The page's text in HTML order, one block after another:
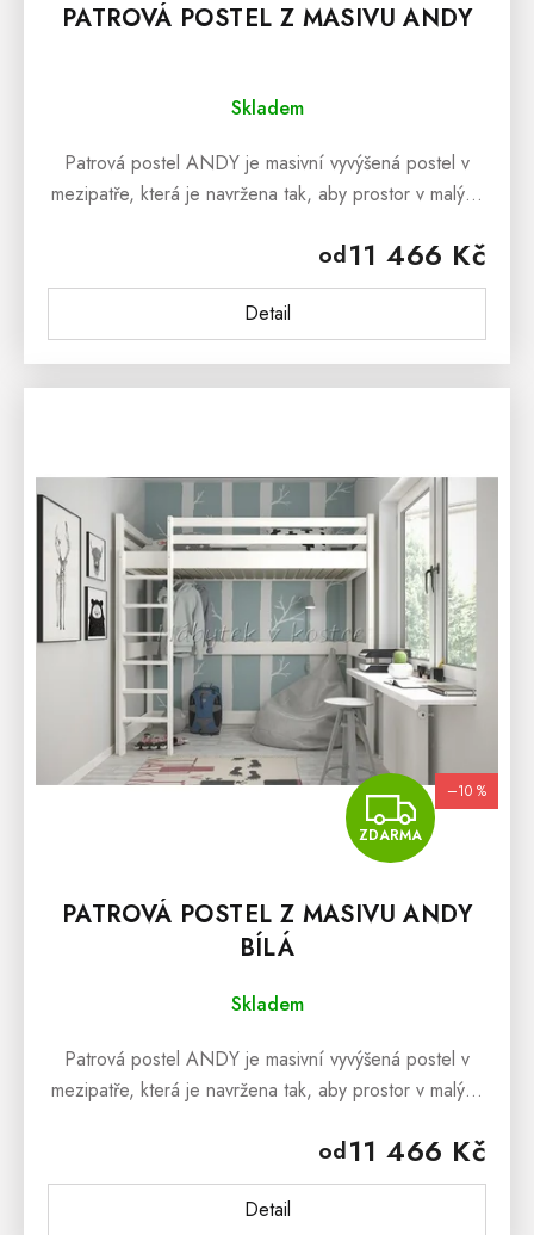
PATROVÁ POSTEL Z MASIVU ANDY
Skladem
od11 466 Kč
Detail
Patrová postel ANDY je masivní vyvýšená postel v
mezipatře, která je navržena tak, aby prostor v malých
postel ANDY je...
ZDARMA
–10 %
PATROVÁ POSTEL Z MASIVU ANDY
BÍLÁ
Skladem
od11 466 Kč
Detail
Patrová postel ANDY je masivní vyvýšená postel v
mezipatře, která je navržena tak, aby prostor v malých
postel ANDY je...